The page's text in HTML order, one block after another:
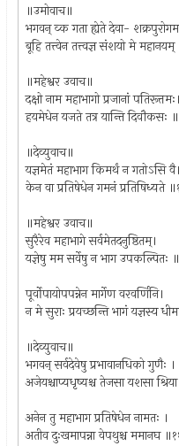
॥उमोवाच॥
भगवन् व्क गता ह्येते देवा-
बूहि तत्त्वेन तत्त्वज्ञ संशयो मे
॥महेश्वर उवाच॥
दक्षो नाम महाभागो प्रजानां पतिरूत्तमः।
हयमेधेन यजते तत्र यान्ति दिवौकसः
॥देव्युवाच॥
यज्ञमेतं महाभाग किमर्थं न गतोऽसि वै।
केन वा प्रतिषेधेन गमनं प्रतिषिध्यते
॥महेश्वर उवाच॥
सुरैरेव महाभागे सर्वमेतदनुष्ठितम्।
यज्ञेषु मम सर्वेषु न भाग उपकल्पितः
पूर्वोपायोपपन्नेन मार्गेण वरवर्णिनि।
न मे सुराः प्रयच्छन्ति भागं यज्ञस्य
॥देव्युवाच॥
भगवन् सर्वदेवेषु प्रभावानधिको गुणैः ।
अजेयश्चाप्यधृष्यश्च तेजसा यशसा
अनेन तु महाभाग प्रतिषेधेन नामतः ।
अतीव दुःखमापन्ना वेपथुश्च ममानघ